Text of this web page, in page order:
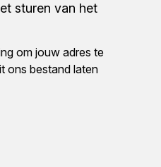
sturen van het
om jouw adres te
ons bestand laten